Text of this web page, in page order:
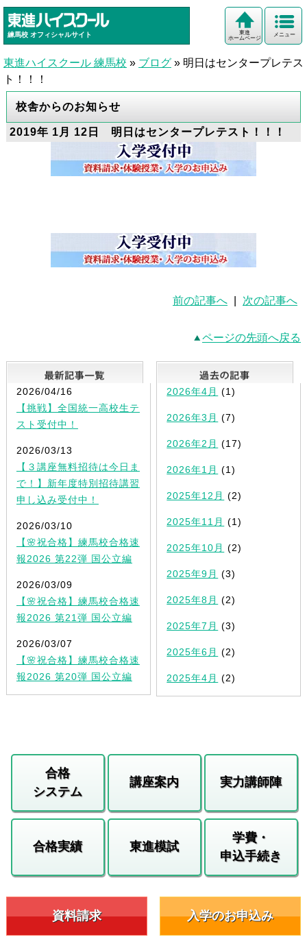
練馬校 オフィシャルサイト メニュー
東進
ホームページ
東進ハイスクール 練馬校 » ブログ » 明日はセンタープレテス
ト！！！
校舎からのお知らせ
2019年 1月 12日 明日はセンタープレテスト！！！
前の記事へ 次の記事へ
ページの先頭へ戻る
最新記事一覧
2026/04/16
【挑戦】全国統一高校生テ
スト受付中！
2026/03/13
【３講座無料招待は今日ま
で！】新年度特別招待講習
申し込み受付中！
2026/03/10
【🌸祝合格】練馬校合格速
報2026 第22弾 国公立編
2026/03/09
【🌸祝合格】練馬校合格速
報2026 第21弾 国公立編
2026/03/07
【🌸祝合格】練馬校合格速
報2026 第20弾 国公立編
2026年4月 (1)
2026年3月 (7)
2026年2月 (17)
2026年1月 (1)
2025年12月 (2)
2025年11月 (1)
2025年10月 (2)
2025年9月 (3)
2025年8月 (2)
2025年7月 (3)
2025年6月 (2)
2025年4月 (2)
合格
システム
講座案内 実力講師陣
合格実績 東進模試
学費・
申込手続き
資料請求 入学のお申込み